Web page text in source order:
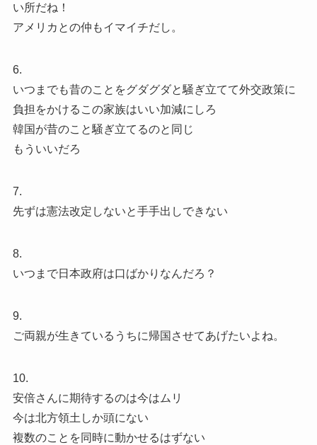
い所だね！
アメリカとの仲もイマイチだし。
6.
いつまでも昔のことをグダグダと騒ぎ立てて外交政策に
負担をかけるこの家族はいい加減にしろ
韓国が昔のこと騒ぎ立てるのと同じ
もういいだろ
7.
先ずは憲法改定しないと手手出しできない
8.
いつまで日本政府は口ばかりなんだろ？
9.
ご両親が生きているうちに帰国させてあげたいよね。
10.
安倍さんに期待するのは今はムリ
今は北方領土しか頭にない
複数のことを同時に動かせるはずない